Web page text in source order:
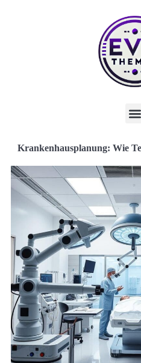
Krankenhausplanung: Wie